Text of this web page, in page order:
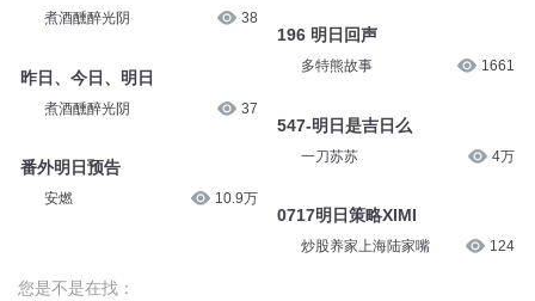
煮酒醺醉光阴 38
昨日、今日、明日
煮酒醺醉光阴 37
番外明日预告
安燃 10.9万
196 明日回声
多特熊故事 1661
547-明日是吉日么
一刀苏苏 4万
0717明日策略XIMI
炒股养家上海陆家嘴 124
您是不是在找：